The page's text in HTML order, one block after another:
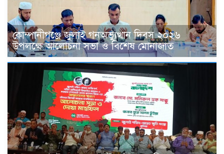
কোম্পানীগঞ্জে জুলাই গনঅভ্যুত্থান দিবস ২০২৬
উপলক্ষে আলোচনা সভা ও বিশেষ মোনাজাত